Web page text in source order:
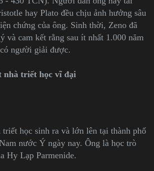
hay Plato đều chịu ảnh hưởng sâu
chứng của ông. Sinh thời, Zeno đã
và cam kết rằng sau ít nhất 1.000 năm
người giải được.
nhà triết học vĩ đại
triết học sinh ra và lớn lên tại thành phố
nước Ý ngày nay. Ông là học trò
Hy Lạp Parmenide.